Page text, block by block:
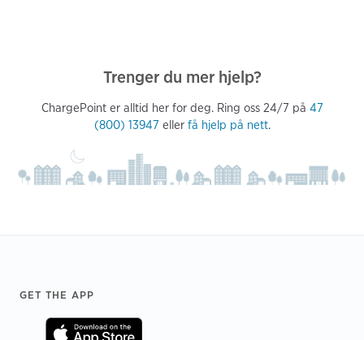
Trenger du mer hjelp?
ChargePoint er alltid her for deg. Ring oss 24/7 på 47
(800) 13947 eller få hjelp på nett.
Footer
GET THE APP